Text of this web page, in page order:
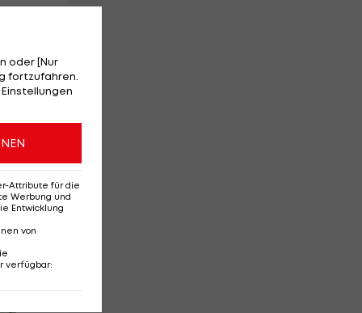
oder [Nur
fortzufahren.
Attribute für die
Werbung und
Entwicklung
von
verfügbar: